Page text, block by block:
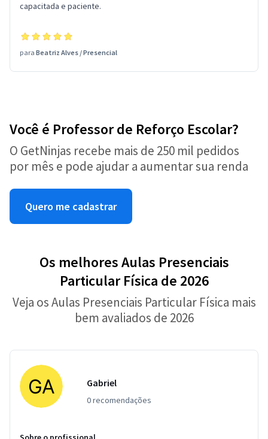
capacitada e paciente.
para Beatriz Alves /Presencial
Você é Professor de Reforço Escolar?
O GetNinjas recebe mais de 250 mil pedidos
por mês e pode ajudar a aumentar sua renda
Quero me cadastrar
Os melhores Aulas Presenciais
Particular Física de 2026
Veja os Aulas Presenciais Particular Física mais
bem avaliados de 2026
Gabriel
0 recomendações